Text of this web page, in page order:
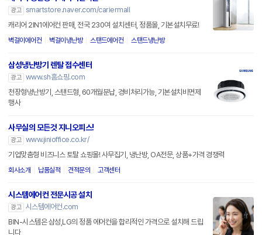
광고 smartstore.naver.com/cariermall
캐리어 2IN1에어컨 판매, 전국 230여 설치센터, 정품몰, 기본설치무료!
벽걸이에어컨 벽걸이냉난방 스탠드에어컨 스탠드냉난방
삼성냉난방기 렌탈 접수센터
광고 www.sh홈쇼핑.com
천장형냉난방기, 스탠드형, 60개월분납, 경비처리가능, 기본설치비면제
행사
사무실의 모든것 지니오피스!
광고 www.jinioffice.co.kr/
기업맞춤형 비즈니스 토탈 쇼핑몰! 사무집기, 냉난방, OA전문, 상품+가격 경쟁력
회사소개 납품실적 견적문의 고객센터
시스템에어컨 전문시공 설치
광고 시스템에어컨.com
BIN-시스템은 삼성,LG의 정품 에어컨을 합리적인 가격으로 설치해 드립
니다